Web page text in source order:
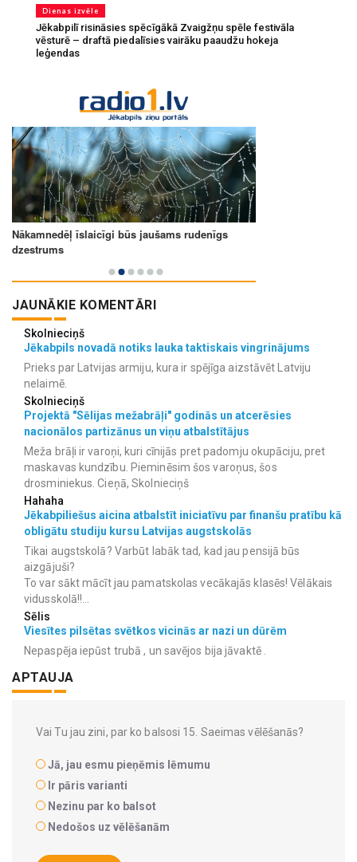
Dienas izvēle
Jēkabpilī risināsies spēcīgākā Zvaigžņu spēle festivāla
vēsturē – draftā piedalīsies vairāku paaudžu hokeja
leģendas
JAUNĀKIE KOMENTĀRI
Skolnieciņš
Jēkabpils novadā notiks lauka taktiskais vingrinājums
Prieks par Latvijas armiju, kura ir spējīga aizstāvēt Latviju
nelaimē.
Skolnieciņš
Projektā "Sēlijas mežabrāļi" godinās un atcerēsies
nacionālos partizānus un viņu atbalstītājus
Meža brāļi ir varoņi, kuri cīnijās pret padomju okupāciju, pret
maskavas kundzību. Pieminēsim šos varoņus, šos
drosminiekus. Cieņā, Skolnieciņš
Hahaha
Jēkabpiliešus aicina atbalstīt iniciatīvu par finanšu pratību kā
obligātu studiju kursu Latvijas augstskolās
Tikai augstskolā? Varbūt labāk tad, kad jau pensijā būs
aizgājuši?
To var sākt mācīt jau pamatskolas vecākajās klasēs! Vēlākais
vidusskolā!!...
Sēlis
Viesītes pilsētas svētkos vicinās ar nazi un dūrēm
Nepaspēja iepūst trubā , un savējos bija jāvaktē .
APTAUJA
Vai Tu jau zini, par ko balsosi 15. Saeimas vēlēšanās?
Jā, jau esmu pieņēmis lēmumu
Ir pāris varianti
Nezinu par ko balsot
Nedošos uz vēlēšanām